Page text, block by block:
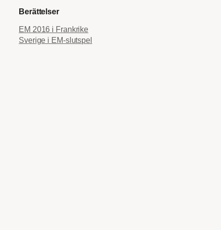
Berättelser
EM 2016 i Frankrike
Sverige i EM-slutspel